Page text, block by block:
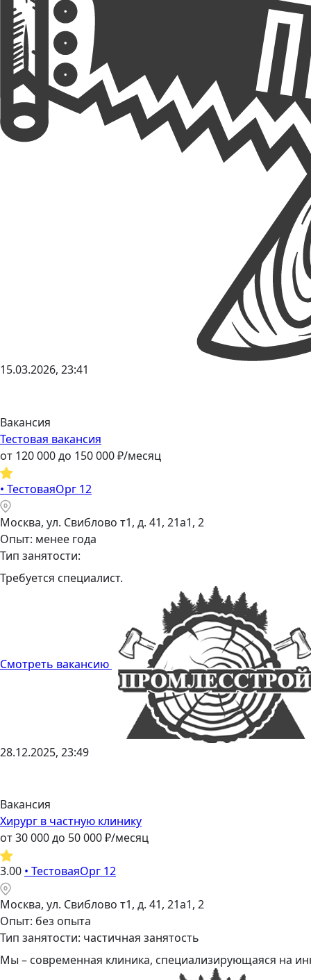
15.03.2026, 23:41
Вакансия
Тестовая вакансия
от 120 000до 150 000₽/месяц
• ТестоваяОрг 12
Москва, ул. Свиблово т1, д. 41, 21а1, 2
Опыт: менее года
Тип занятости:
Требуется специалист.
Смотреть вакансию
28.12.2025, 23:49
Вакансия
Хирург в частную клинику
от30 000до 50 000₽/месяц
3.00 • ТестоваяОрг 12
Москва, ул. Свиблово т1, д. 41, 21а1, 2
Опыт: без опыта
Тип занятости: частичная занятость
Мы – современная клиника, специализирующаяся на